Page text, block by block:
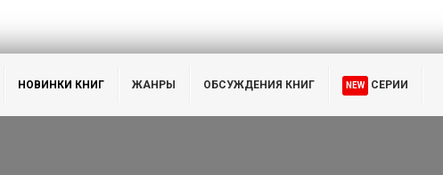
НОВИНКИ КНИГ ЖАНРЫ ОБСУЖДЕНИЯ КНИГ NEW СЕРИИ